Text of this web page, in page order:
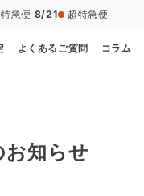
特急便 8/21 超特急便 −
よくあるご質問 コラム
知らせ